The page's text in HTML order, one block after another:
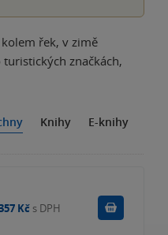
řek, v zimě
značkách,
Knihy E-knihy
Kč s DPH